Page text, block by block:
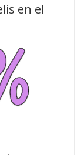
en el